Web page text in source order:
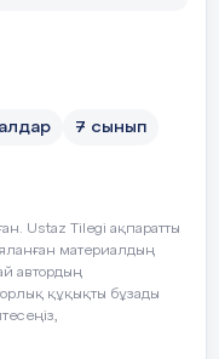
Көпбұрыштың
көпбұрыштың
7 сынып
Ustaz Tilegi ақпаратты
материалдың
автордың
құқықты бұзады